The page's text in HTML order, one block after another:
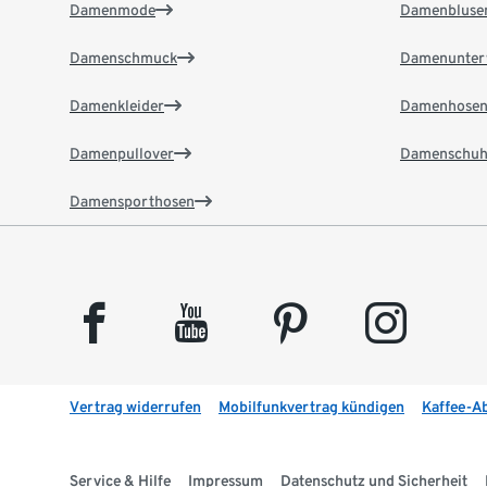
Damenmode
Damenschmuck
Damenkleider
Damenpullover
Damensporthosen
Damenhosen
facebook youtube pinterest instagram
Vertrag widerrufen Mobilfunkvertrag kündigen Kaffee-
Service & Hilfe Impressum Datenschutz und Sicherheit